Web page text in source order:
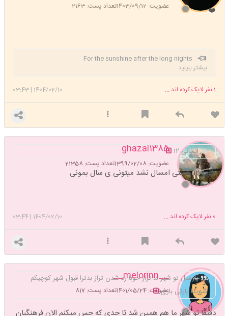
عضویت: 1403/09/12 تعداد پست: 2163 ❤️
For the sunshine after the long nights
بیشتر ببینید
1404/02/10
|
03:43 1نفر لایک کرده اند ...
ghazal1385
عضویت: 1399/02/08 تعداد پست: 21358
انسانی ۱۲
خوبه ۱۲ هستی امسال نشد میتونی ی سال بمونی
1404/02/10
|
03:44 0 نفر لایک کرده اند ...
__melorinn__
عضویت: 1401/05/24 تعداد پست: 817
پارسال تو شهر ما تراز خوبا رد شدن تراز بدترا قبول شهر کوچیکم
شدیدا پارتی بازی
دقیقا تو شهر ما هم همین شد تا حدی که حس میکنم الان فرهنگیان